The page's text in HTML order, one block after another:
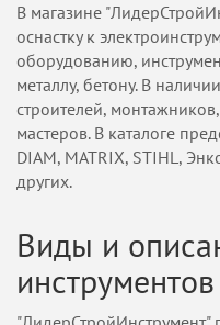
В магазине
оснастку к
оборудованию,
металлу, бетону. В
строителей,
мастеров. В каталоге
DIAM, MATRIX, STIHL,
других.
Виды и
инструментов